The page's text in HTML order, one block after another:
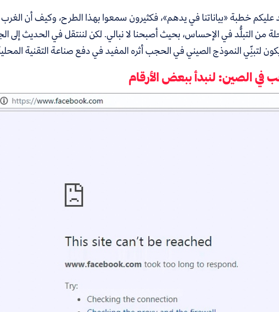
عليكم خطبة «بياناتنا في يدهم»، فكثيرون سمعوا بهذا الطرح، وكيف أن الغرب
من التبلُّد في الإحساس، بحيث أصبحنا لا نبالي. لكن لننتقل في الحديث إلى
لتبنِّي النموذج الصيني في الحجب أثره المفيد في دفع صناعة التقنية
في الصين: لنبدأ ببعض الأرقام